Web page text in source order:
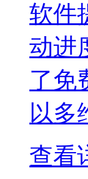
软件
动进
了免
以多
查看